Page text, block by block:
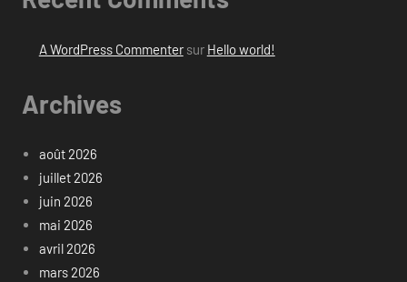
A WordPress Commentersur Hello world!
Archives
août 2026
juillet 2026
juin 2026
mai 2026
avril 2026
mars 2026